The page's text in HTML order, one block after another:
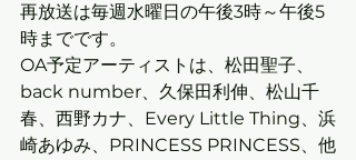
再放送は毎週水曜日の午後3時～午後5
時までです。
OA予定アーティストは、松田聖子、
back number、久保田利伸、松山千
春、西野カナ、Every Little Thing、浜
崎あゆみ、PRINCESS PRINCESS、他